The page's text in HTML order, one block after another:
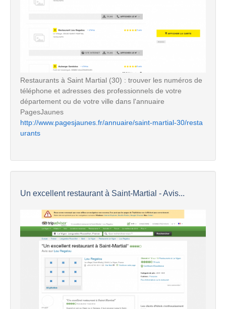
Restaurants à Saint Martial (30) : trouver les numéros de
téléphone et adresses des professionnels de votre
département ou de votre ville dans l'annuaire
PagesJaunes
http://www.pagesjaunes.fr/annuaire/saint-martial-30/resta
urants
Un excellent restaurant à Saint-Martial - Avis...